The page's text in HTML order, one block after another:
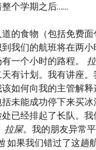
个学期之后……
的食物（包括免费
我们的航班将在两
一个小时的路程。
有计划。我有讲座
如何向我的主管解
未能成功停下来买
已经排起了长队。
拉屎。我的朋友异常
如果我们错过了这趟